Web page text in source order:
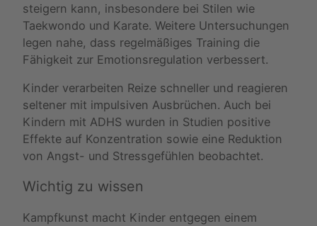
steigern kann, insbesondere bei Stilen wie
Taekwondo und Karate. Weitere Untersuchungen
legen nahe, dass regelmäßiges Training die
Fähigkeit zur Emotionsregulation verbessert.
Kinder verarbeiten Reize schneller und reagieren
seltener mit impulsiven Ausbrüchen. Auch bei
Kindern mit ADHS wurden in Studien positive
Effekte auf Konzentration sowie eine Reduktion
von Angst- und Stressgefühlen beobachtet.
Wichtig zu wissen
Kampfkunst macht Kinder entgegen einem